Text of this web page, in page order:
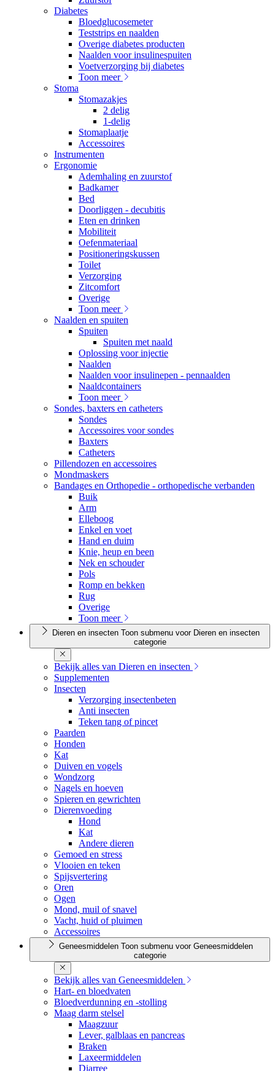
Diabetes
Bloedglucosemeter
Teststrips en naalden
Overige diabetes producten
Naalden voor insulinespuiten
Voetverzorging bij diabetes
Toon meer
Stoma
Stomazakjes
2 delig
1-delig
Stomaplaatje
Accessoires
Instrumenten
Ergonomie
Ademhaling en zuurstof
Badkamer
Bed
Doorliggen - decubitis
Eten en drinken
Mobiliteit
Oefenmateriaal
Positioneringskussen
Toilet
Verzorging
Zitcomfort
Overige
Toon meer
Naalden en spuiten
Spuiten
Spuiten met naald
Oplossing voor injectie
Naalden
Naalden voor insulinepen - pennaalden
Naaldcontainers
Toon meer
Sondes, baxters en catheters
Sondes
Accessoires voor sondes
Baxters
Catheters
Pillendozen en accessoires
Mondmaskers
Bandages en Orthopedie - orthopedische verbanden
Buik
Arm
Elleboog
Enkel en voet
Hand en duim
Knie, heup en been
Nek en schouder
Pols
Romp en bekken
Rug
Overige
Toon meer
Dieren en insecten Toon submenu voor Dieren en insecten
categorie
Bekijk alles van Dieren en insecten
Supplementen
Insecten
Verzorging insectenbeten
Anti insecten
Teken tang of pincet
Paarden
Honden
Kat
Duiven en vogels
Wondzorg
Nagels en hoeven
Spieren en gewrichten
Dierenvoeding
Hond
Kat
Andere dieren
Gemoed en stress
Vlooien en teken
Spijsvertering
Oren
Ogen
Mond, muil of snavel
Vacht, huid of pluimen
Accessoires
Geneesmiddelen Toon submenu voor Geneesmiddelen
categorie
Bekijk alles van Geneesmiddelen
Hart- en bloedvaten
Bloedverdunning en -stolling
Maag darm stelsel
Maagzuur
Lever, galblaas en pancreas
Braken
Laxeermiddelen
Diarree